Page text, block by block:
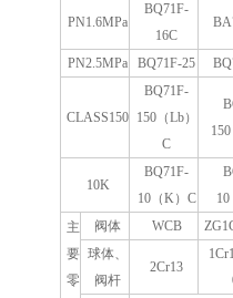
PN1.6MPa
BQ71F-
16C
PN2.5MPa BQ71F-25
CLASS150
BQ71F-
150（Lb）
C
10K
BQ71F-
10（K）C
主
要
零
阀体 WCB
球体、
阀杆
2Cr13